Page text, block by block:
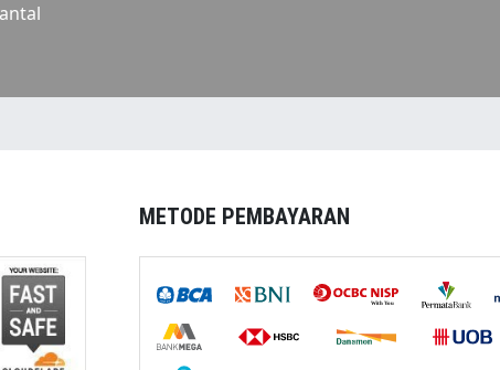
METODE PEMBAYARAN
With You